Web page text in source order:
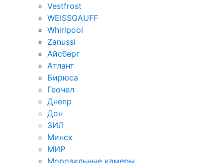
Vestfrost
WEISSGAUFF
Whirlpool
Zanussi
Айсберг
Атлант
Бирюса
Геочел
Днепр
Дон
ЗИЛ
Минск
МИР
Морозильные камеры